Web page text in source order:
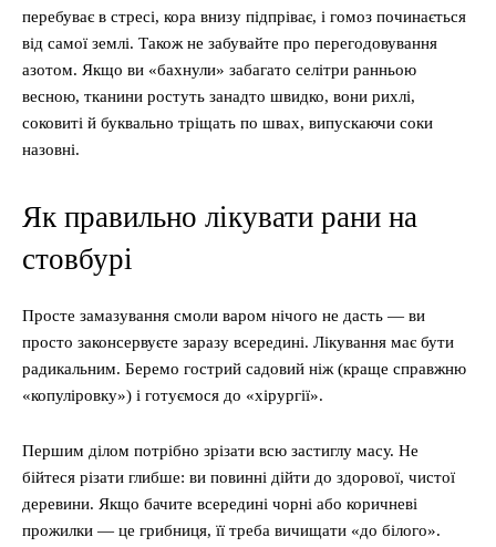
перебуває в стресі, кора внизу підпріває, і гомоз починається
від самої землі. Також не забувайте про перегодовування
азотом. Якщо ви «бахнули» забагато селітри ранньою
весною, тканини ростуть занадто швидко, вони рихлі,
соковиті й буквально тріщать по швах, випускаючи соки
назовні.
Як правильно лікувати рани на
стовбурі
Просте замазування смоли варом нічого не дасть — ви
просто законсервуєте заразу всередині. Лікування має бути
радикальним. Беремо гострий садовий ніж (краще справжню
«копуліровку») і готуємося до «хірургії».
Першим ділом потрібно зрізати всю застиглу масу. Не
бійтеся різати глибше: ви повинні дійти до здорової, чистої
деревини. Якщо бачите всередині чорні або коричневі
прожилки — це грибниця, її треба вичищати «до білого».